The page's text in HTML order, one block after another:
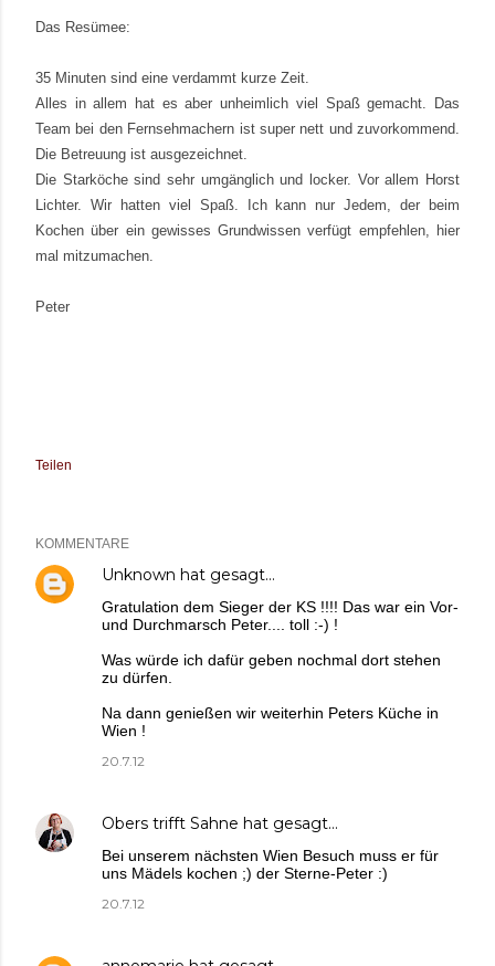
Das Resümee:
35 Minuten sind eine verdammt kurze Zeit.
Alles in allem hat es aber unheimlich viel Spaß gemacht.
Das
Team bei den Fernsehmachern ist super nett und zuvorkommend.
Die Betreuung ist ausgezeichnet.
Die Starköche sind sehr umgänglich und locker. Vor allem Horst
Lichter. Wir hatten viel Spaß. Ich kann nur Jedem, der beim
Kochen über ein gewisses Grundwissen verfügt empfehlen, hier
mal mitzumachen.
Peter
Teilen
KOMMENTARE
Unknown hat gesagt…
Gratulation dem Sieger der KS !!!! Das war ein Vor-
und Durchmarsch Peter.... toll :-) !
Was würde ich dafür geben nochmal dort stehen
zu dürfen.
Na dann genießen wir weiterhin Peters Küche in
Wien !
20.7.12
Obers trifft Sahne hat gesagt…
Bei unserem nächsten Wien Besuch muss er für
uns Mädels kochen ;) der Sterne-Peter :)
20.7.12